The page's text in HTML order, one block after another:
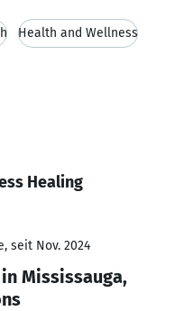
Health and Wellness
Healing
seit Nov. 2024
Mississauga,